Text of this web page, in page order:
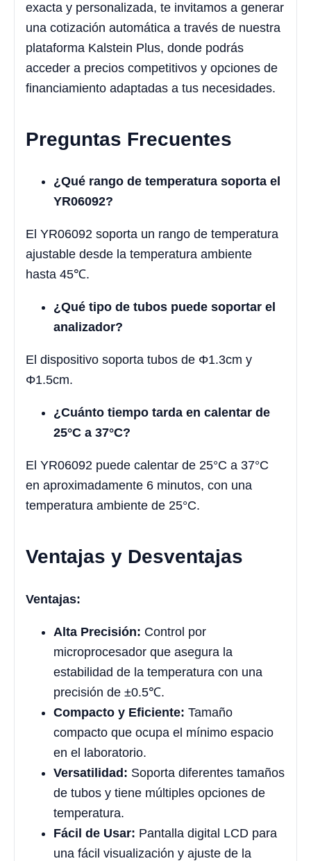
exacta y personalizada, te invitamos a generar
una cotización automática a través de nuestra
plataforma Kalstein Plus, donde podrás
acceder a precios competitivos y opciones de
financiamiento adaptadas a tus necesidades.
Preguntas Frecuentes
¿Qué rango de temperatura soporta el
YR06092?
El YR06092 soporta un rango de temperatura
ajustable desde la temperatura ambiente
hasta 45℃.
¿Qué tipo de tubos puede soportar el
analizador?
El dispositivo soporta tubos de Φ1.3cm y
Φ1.5cm.
¿Cuánto tiempo tarda en calentar de
25°C a 37°C?
El YR06092 puede calentar de 25°C a 37°C
en aproximadamente 6 minutos, con una
temperatura ambiente de 25°C.
Ventajas y Desventajas
Ventajas:
Alta Precisión: Control por
microprocesador que asegura la
estabilidad de la temperatura con una
precisión de ±0.5℃.
Compacto y Eficiente: Tamaño
compacto que ocupa el mínimo espacio
en el laboratorio.
Versatilidad: Soporta diferentes tamaños
de tubos y tiene múltiples opciones de
temperatura.
Fácil de Usar: Pantalla digital LCD para
una fácil visualización y ajuste de la